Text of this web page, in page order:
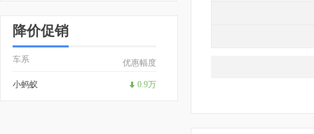
降价促销
车系 优惠幅度
小蚂蚁 0.9万